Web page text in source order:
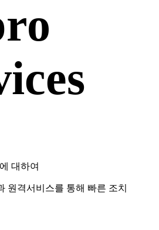
대하여
원격서비스를 통해 빠른 조치